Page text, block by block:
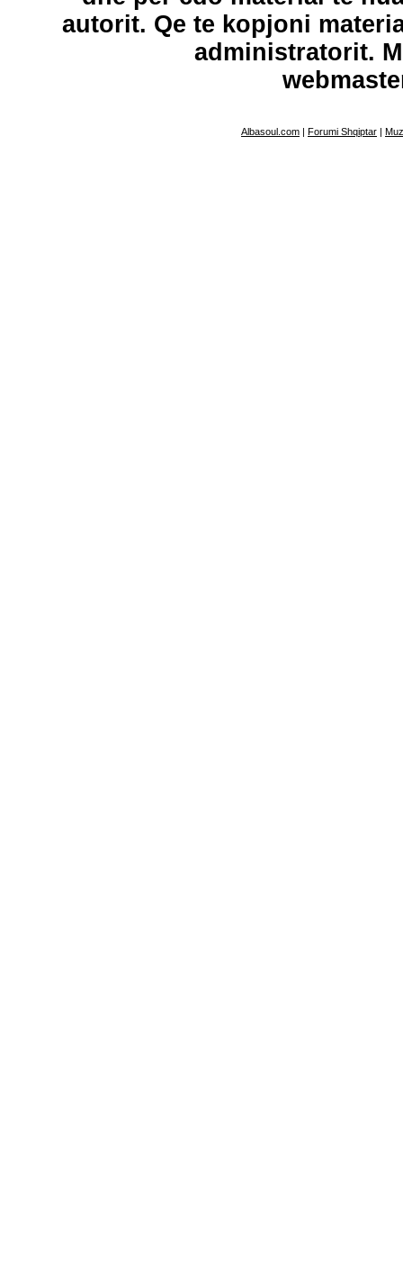
autorit. Qe te kopjoni
administratorit.
Albasoul.com | Forumi Shqiptar |